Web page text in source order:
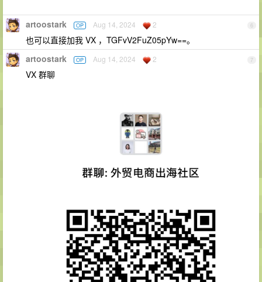
6
artoostark OP Aug 14, 2024 2
也可以直接加我 VX ，TGFvV2FuZ05pYw==。
7
artoostark OP Aug 14, 2024 2
VX 群聊